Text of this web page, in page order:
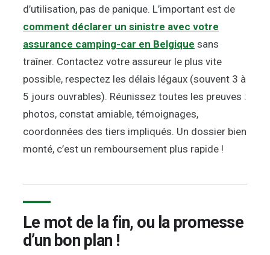
d’utilisation, pas de panique. L’important est de
comment déclarer un sinistre avec votre
assurance camping-car en Belgique sans
traîner. Contactez votre assureur le plus vite
possible, respectez les délais légaux (souvent 3 à
5 jours ouvrables). Réunissez toutes les preuves :
photos, constat amiable, témoignages,
coordonnées des tiers impliqués. Un dossier bien
monté, c’est un remboursement plus rapide !
Le mot de la fin, ou la promesse
d’un bon plan !